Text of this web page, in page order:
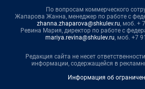
По вопросам коммерческого
Жапарова Жанна, менеджер по работе с
zhanna.zhaparova@shkulev.ru, моб. +
Ревина Мария, директор по работе с
mariya.revina@shkulev.ru, моб. +7
Редакция сайта не несет
информации, содержащейся в
Информация об